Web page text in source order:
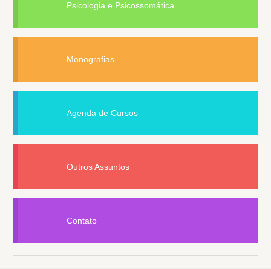
Psicologia e Psicossomática
Monografias
Agenda de Cursos
Outros Assuntos
Contato